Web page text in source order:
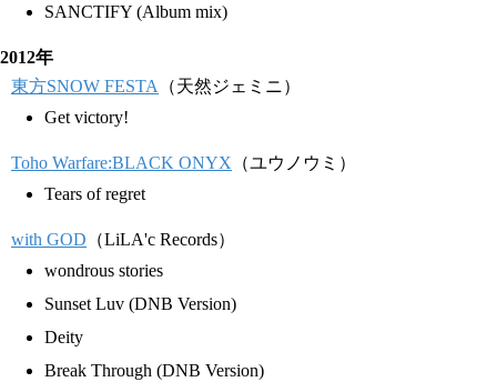
SANCTIFY (Album mix)
2012年
東方SNOW FESTA
（天然ジェミニ）
Get victory!
Toho Warfare:BLACK ONYX （ユウノウミ）
Tears of regret
with GOD （LiLA'c Records）
wondrous stories
Sunset Luv (DNB Version)
Deity
Break Through (DNB Version)